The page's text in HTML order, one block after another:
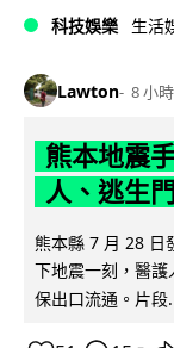
科技娛樂 生活
Lawton 8 小時
熊本地震
人、逃生
熊本縣 7 月 28 日
下地震一刻，醫
保出口流通。片段